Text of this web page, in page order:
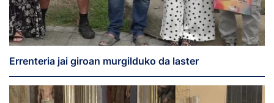
Errenteria jai giroan murgilduko da laster